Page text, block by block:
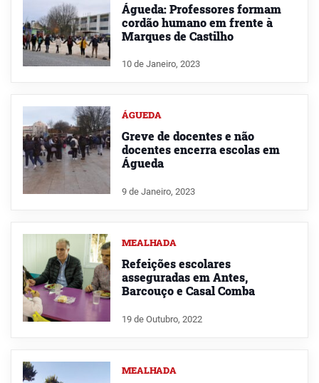
Águeda: Professores formam
cordão humano em frente à
Marques de Castilho
10 de Janeiro, 2023
ÁGUEDA
Greve de docentes e não
docentes encerra escolas em
Águeda
9 de Janeiro, 2023
MEALHADA
Refeições escolares
asseguradas em Antes,
Barcouço e Casal Comba
19 de Outubro, 2022
MEALHADA